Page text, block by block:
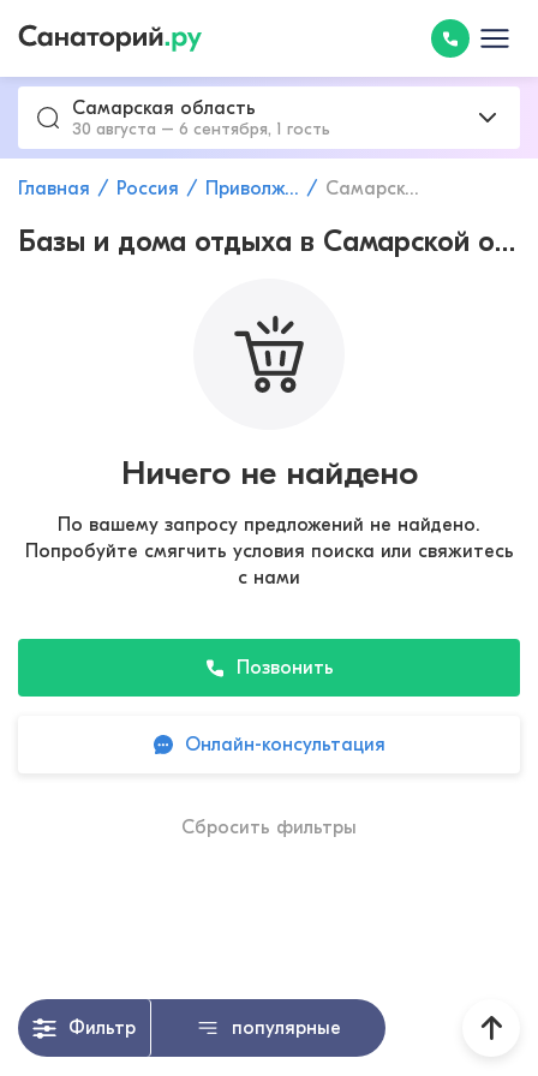
Самарская область
30 августа – 6 сентября, 1 гость
Главная Россия Приволжский федеральный округ Самарская область
Базы и дома отдыха в Самарской области
Ничего не найдено
По вашему запросу предложений не найдено.
Попробуйте смягчить условия поиска или свяжитесь
с нами
Позвонить
Онлайн-консультация
Сбросить фильтры
Фильтр популярные